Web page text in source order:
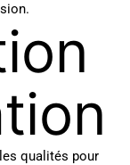
qualités pour